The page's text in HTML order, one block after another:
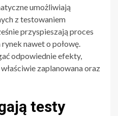
umożliwiają
z testowaniem
przyspieszają proces
nawet o połowę.
odpowiednie efekty,
zaplanowana oraz
testy